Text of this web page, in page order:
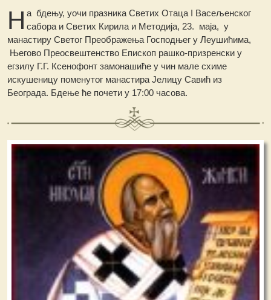
Н а бдењу, уочи празника Светих Отаца I Васељенског
сабора и Светих Кирила и Методија, 23. маја, у
манастиру Светог Преображења Господњег у Леушићима,
Његово Преосвештенство Епископ рашко-призренски у
егзилу Г.Г. Ксенофонт замонашиће у чин мале схиме
искушеницу поменутог манастира Јелицу Савић из
Београда. Бдење ће почети у 17:00 часова.